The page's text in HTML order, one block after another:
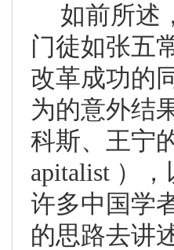
如前所述
门徒如张五
改革成功的
为的意外结
科斯、王宁
apitalist ）
许多中国学
的思路去讲